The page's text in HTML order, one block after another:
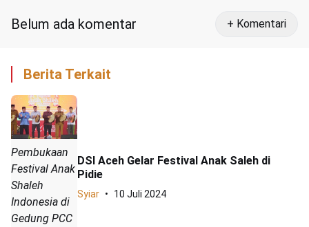
Belum ada komentar + Komentari
Berita Terkait
Pembukaan
Festival Anak
Shaleh
Indonesia di
Gedung PCC
DSI Aceh Gelar Festival Anak Saleh di
Pidie
Syiar 10 Juli 2024